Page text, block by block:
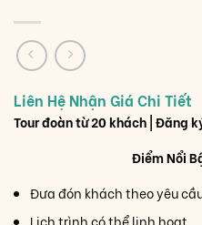
Tour đoàn từ 20 khách | Đăng
Điểm Nổi
Đưa đón khách theo yêu
Lịch trình có thể linh hoạt